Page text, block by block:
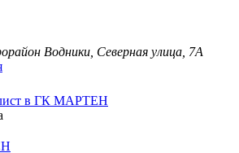
Водники, Северная улица, 7А
в ГК МАРТЕН